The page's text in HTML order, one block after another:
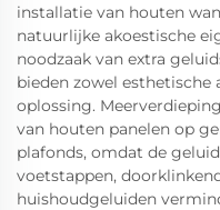
installatie van houten
natuurlijke akoestische
noodzaak van extra
bieden zowel
oplossing.
van houten panelen op
plafonds, omdat de
voetstappen,
huishoudgeluiden